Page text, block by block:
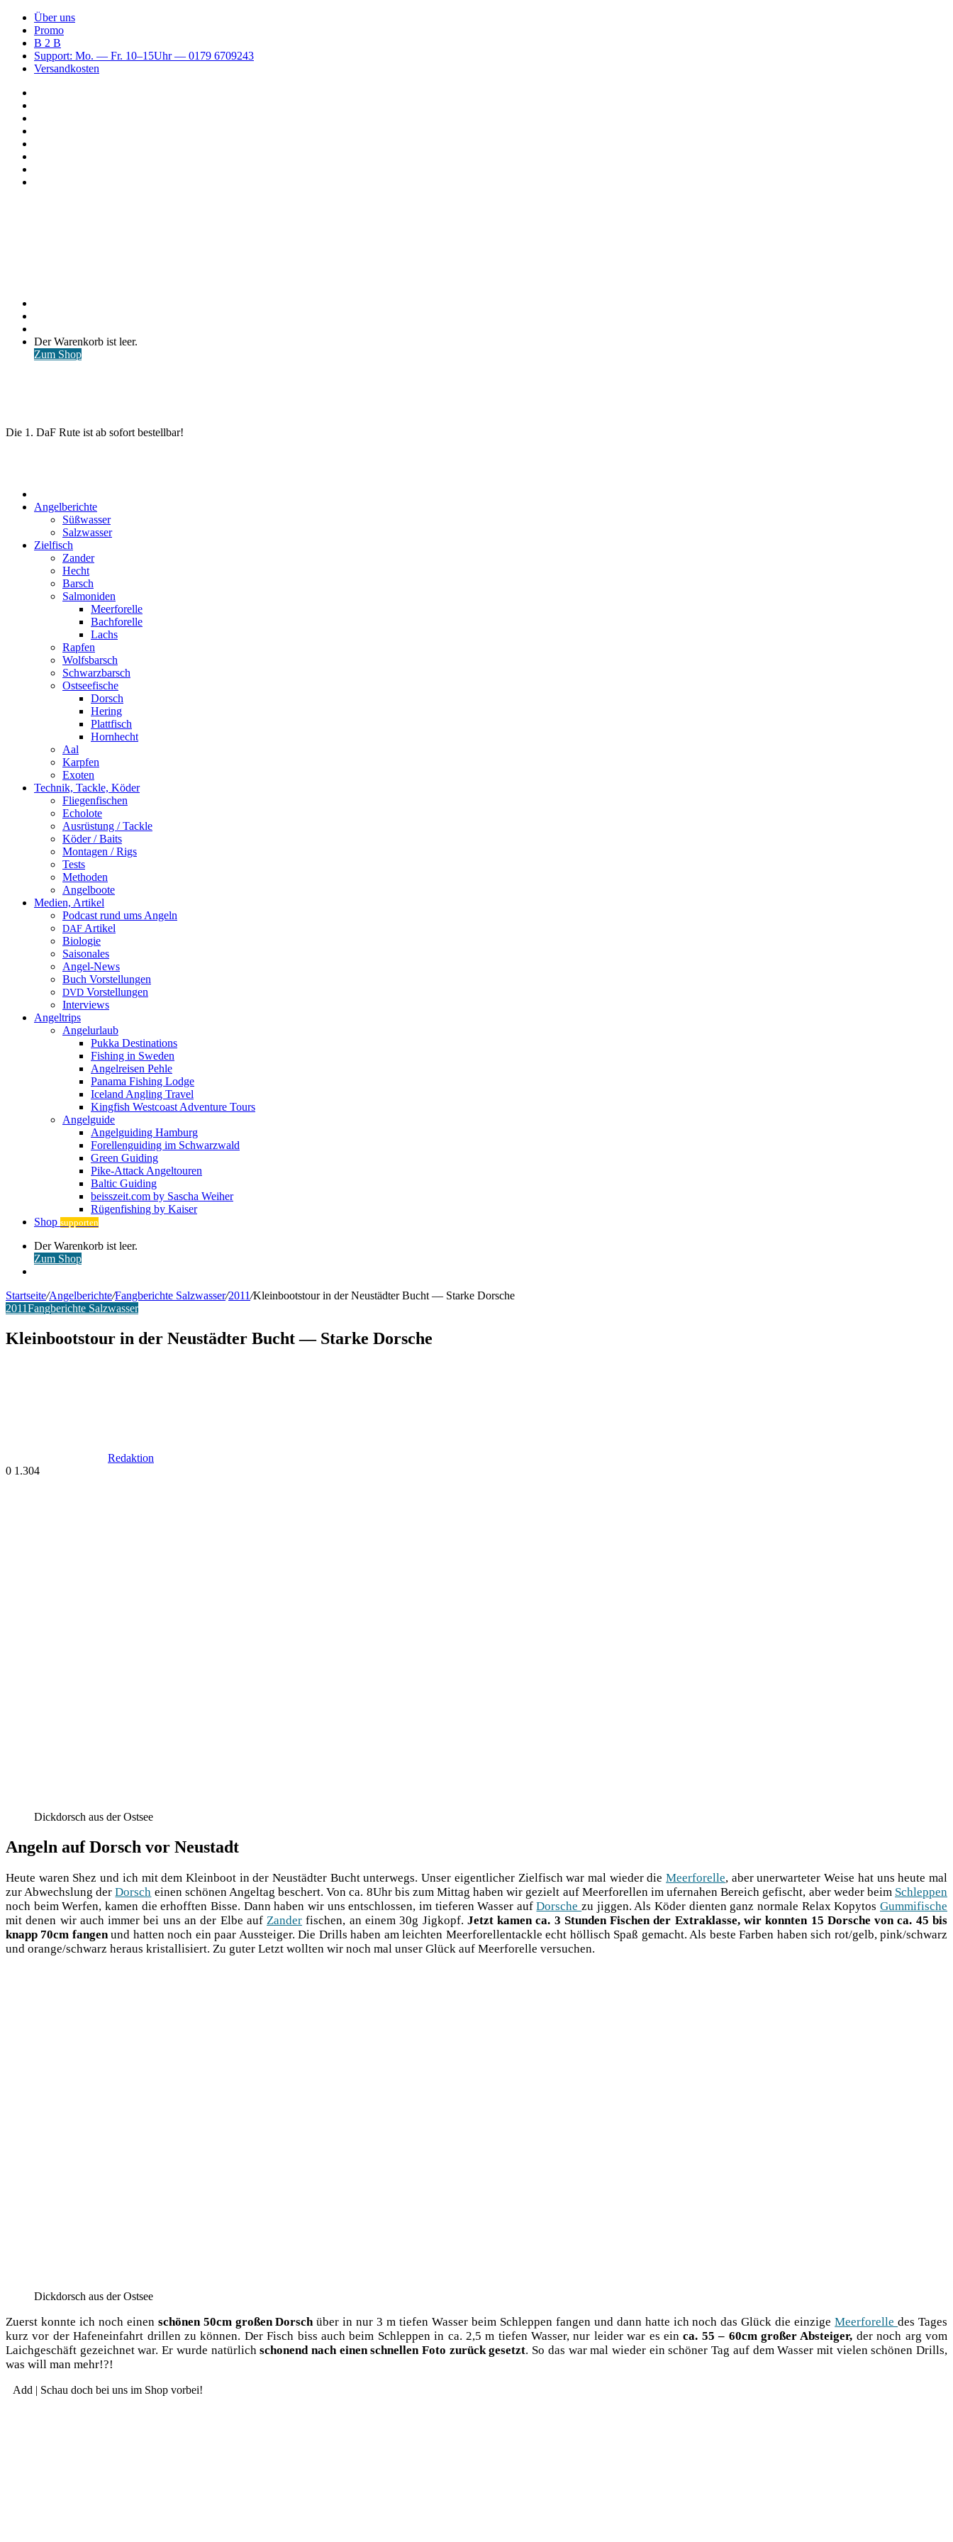
Über uns
Promo
B 2 B
Support: Mo. — Fr. 10–15Uhr — 0179 6709243
Versandkosten
Warenkorb
ansehen
Der Warenkorb ist leer.
Zum Shop
Die 1. DaF Rute ist ab sofort bestellbar!
Angelberichte
Süßwasser
Salzwasser
Zielfisch
Zander
Hecht
Barsch
Salmoniden
Meerforelle
Bachforelle
Lachs
Rapfen
Wolfsbarsch
Schwarzbarsch
Ostseefische
Dorsch
Hering
Plattfisch
Hornhecht
Aal
Karpfen
Exoten
Technik, Tackle, Köder
Fliegenfischen
Echolote
Ausrüstung / Tackle
Köder / Baits
Montagen / Rigs
Tests
Methoden
Angelboote
Medien, Artikel
Podcast rund ums Angeln
DAF Artikel
Biologie
Saisonales
Angel-News
Buch Vorstellungen
DVD Vorstellungen
Interviews
Angeltrips
Angelurlaub
Pukka Destinations
Fishing in Sweden
Angelreisen Pehle
Panama Fishing Lodge
Iceland Angling Travel
Kingfish Westcoast Adventure Tours
Angelguide
Angelguiding Hamburg
Forellenguiding im Schwarzwald
Green Guiding
Pike-Attack Angeltouren
Baltic Guiding
beisszeit.com by Sascha Weiher
Rügenfishing by Kaiser
Shop supporten
Warenkorb
ansehen
Der Warenkorb ist leer.
Zum Shop
Startseite/Angelberichte/Fangberichte Salzwasser/2011/Kleinbootstour in der Neustädter Bucht — Starke Dorsche
2011Fangberichte Salzwasser
Kleinbootstour in der Neustädter Bucht — Starke Dorsche
Redaktion
0 1.304
Dickdorsch aus der Ostsee
Angeln auf Dorsch vor Neustadt
Heu­te waren Shez und ich mit dem Klein­boot in der Neu­städ­ter Bucht unter­wegs. Unser eigent­li­cher Ziel­fisch war mal wie­der dieMeer­fo­rel­le, aber uner­war­te­ter Wei­se hat uns heu­te mal
zur Abwechs­lung derDorsch einen schö­nen Angel­tag beschert. Von ca. 8Uhr bis zum Mit­tag haben wir gezielt auf Meer­fo­rel­len im ufer­na­hen Bereich gefischt, aber weder beim Schlep­pen
noch beim Wer­fen, kamen die erhoff­ten Bis­se. Dann haben wir uns ent­schlos­sen, im tie­fe­ren Was­ser aufDor­schezu jig­gen. Als Köder dien­ten ganz nor­ma­le Relax Kopy­tosGum­mi­fi­sche
mit denen wir auch immer bei uns an der Elbe auf Zan­der fischen, an einem 30g Jig­kopf. Jetzt kamen ca. 3 Stun­den Fischen der Extra­klas­se, wir konn­ten 15 Dor­sche von ca. 45 bis
knapp 70cm fan­genund hat­ten noch ein paar Aus­stei­ger. Die Drills haben am leich­ten Meer­fo­rel­lentack­le echt höl­lisch Spaß gemacht. Als bes­te Far­ben haben sich rot/gelb, pink/schwarz
und orange/schwarz her­aus kris­tal­li­siert. Zu guter Letzt woll­ten wir noch mal unser Glück auf Meer­fo­rel­le versuchen.
Dick­dorsch aus der Ostsee
Zuerst konn­te ich noch einen schö­nen 50cm gro­ßen Dorsch über in nur 3 m tie­fen Was­ser beim Schlep­pen fan­gen und dann hat­te ich noch das Glück die ein­zi­geMeer­fo­rel­ledes Tages
kurz vor der Hafen­ein­fahrt dril­len zu kön­nen. Der Fisch biss auch beim Schlep­pen in ca. 2,5 m tie­fen Was­ser, nur lei­der war es einca. 55 – 60cm gro­ßer Abstei­ger, der noch arg vom
Laich­ge­schäft gezeich­net war. Er wur­de natür­lichscho­nend nach einen schnel­len Foto zurück gesetzt. So das war mal wie­der ein schö­ner Tag auf dem Was­ser mit vie­len schö­nen Drills,
was will man mehr!?!
Add | Schau doch bei uns im Shop vorbei!